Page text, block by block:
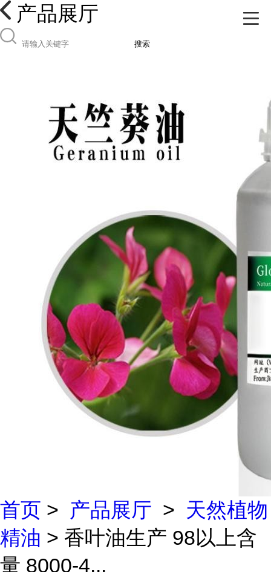
产品展厅
搜索
首页 > 产品展厅 > 天然植物
精油 > 香叶油生产 98以上含
量 8000-4...